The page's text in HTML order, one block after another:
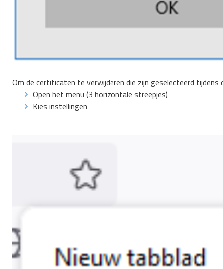
Om de certificaten te verwijderen die zijn geselecteerd tijdens
Open het menu (3 horizontale streepjes)
Kies instellingen